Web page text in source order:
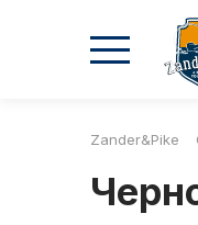
2026
Осень
Zander&Pike